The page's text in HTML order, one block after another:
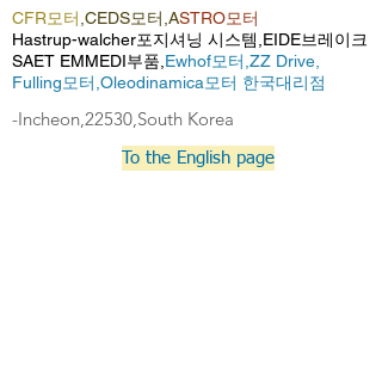
CFR모터 ,CEDS모터,ASTRO모터
Hastrup-walcher포지셔닝 시스템,EIDE브레이크
SAET EMMEDI부품, Ewhof모터, ZZ Drive,
Fulling모터, Oleodinamica모터 한국대리점
-Incheon,22530,South Korea
To the English page